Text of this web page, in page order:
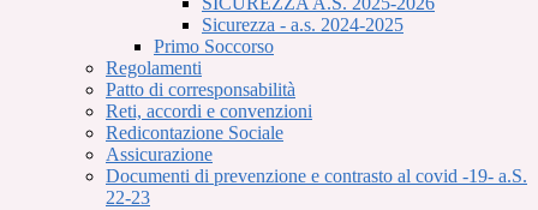
Sicurezza - a.s. 2024-2025
Primo Soccorso
Regolamenti
Patto di corresponsabilità
Reti, accordi e convenzioni
Redicontazione Sociale
Assicurazione
Documenti di prevenzione e contrasto al covid -19- a.S.
22-23